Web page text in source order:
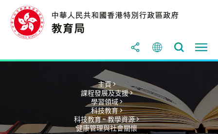
主頁 >
課程發展及支援 >
學習領域 >
科技教育 >
科技教育 - 教學資源 >
健康管理與社會關懷